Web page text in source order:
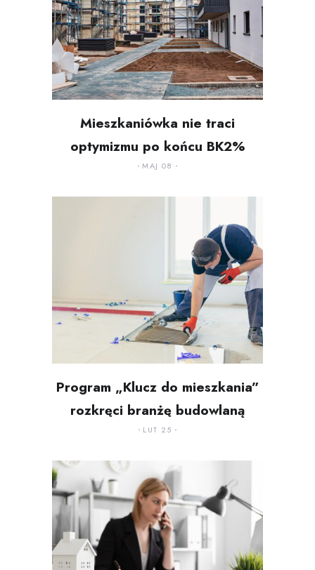
Mieszkaniówka nie traci
optymizmu po końcu BK2%
MAJ 08
Program „Klucz do mieszkania”
rozkręci branżę budowlaną
LUT 25